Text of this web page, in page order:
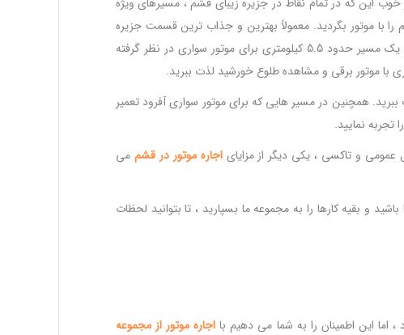
با موتور بگردید. معمولاً بهترین و جذاب ترین قسمت جزیره
برای تفریح و موتور خط ساحلی غربی و شرقی می باشد. در ساحلی شرقی یک مسیر حدود 5.5 کیلومتری برای موتور سواری در نظر گرفته
با موتور برقی و مشاهده طلوع خورشید لذت ببرید.
همچنین در مسیر هایی که برای موتور سواری آفرود تعمیر
نمایید.
عمومی و تاکسی ، یکی دیگر از مزایایاجاره موتور در قشم می
و بقیه کارها را به مجموعه ما بسپارید ، تا بتوانید لحظات
اما این اطمینان را به شما می دهیم با اجاره موتور از مجموعه